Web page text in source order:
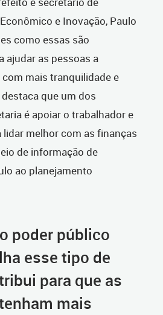
e Inovação, Paulo
como essas são
ajudar as pessoas a
mais tranquilidade e
que um dos
é apoiar o trabalhador e
lidar melhor com as finanças
de informação de
ao planejamento
poder público
esse tipo de
para que as
mais